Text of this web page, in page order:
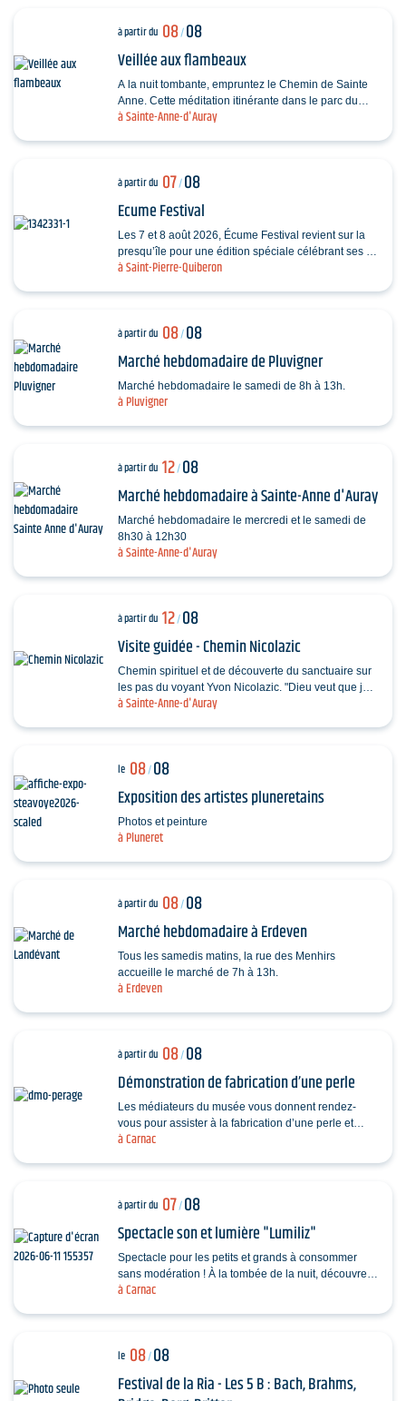
à Sainte-Anne-d'Auray
à partir du 08/08
Veillée aux flambeaux
A la nuit tombante, empruntez le Chemin de Sainte
Anne. Cette méditation itinérante dans le parc du
sanctuaire permet d’arpenter la vie et le message…
à Saint-Pierre-Quiberon
à partir du 07/08
Ecume Festival
Les 7 et 8 août 2026, Écume Festival revient sur la
presqu’île pour une édition spéciale célébrant ses 5
ans. En seulement quelques années,…
à Pluvigner
à partir du 08/08
Marché hebdomadaire de Pluvigner
Marché hebdomadaire le samedi de 8h à 13h.
à Sainte-Anne-d'Auray
à partir du 12/08
Marché hebdomadaire à Sainte-Anne d'Auray
Marché hebdomadaire le mercredi et le samedi de
8h30 à 12h30
à Sainte-Anne-d'Auray
à partir du 12/08
Visite guidée - Chemin Nicolazic
Chemin spirituel et de découverte du sanctuaire sur
les pas du voyant Yvon Nicolazic. "Dieu veut que je
sois honorée ici", telles furent les paroles de…
à Pluneret
le 08/08
Exposition des artistes pluneretains
Photos et peinture
à Erdeven
à partir du 08/08
Marché hebdomadaire à Erdeven
Tous les samedis matins, la rue des Menhirs
accueille le marché de 7h à 13h.
à Carnac
à partir du 08/08
Démonstration de fabrication d’une perle
Les médiateurs du musée vous donnent rendez-
vous pour assister à la fabrication d’une perle et
vous dévoiler les techniques ingénieuses…
à Carnac
à partir du 07/08
Spectacle son et lumière "Lumiliz"
Spectacle pour les petits et grands à consommer
sans modération ! À la tombée de la nuit, découvrez
un spectacle de projections monumentales sur le…
le 08/08
Festival de la Ria - Les 5 B : Bach, Brahms,